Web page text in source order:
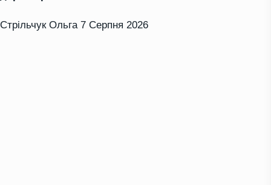
Стрільчук Ольга 7 Серпня 2026